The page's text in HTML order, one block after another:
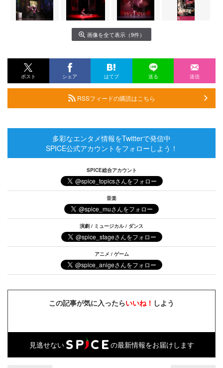
画像を全て表示（9件）
ポスト シェア はてブ 送る 送信
RSSフィードの購読はこちら
多彩なエンタメ情報をTwitterで発信中
SPICE公式アカウントをフォローしよう！
SPICE総合アカウント
音楽
演劇 / ミュージカル / ダンス
アニメ / ゲーム
この記事が気に入ったらいいね！ しよう
見逃せない の最新情報をお届けします